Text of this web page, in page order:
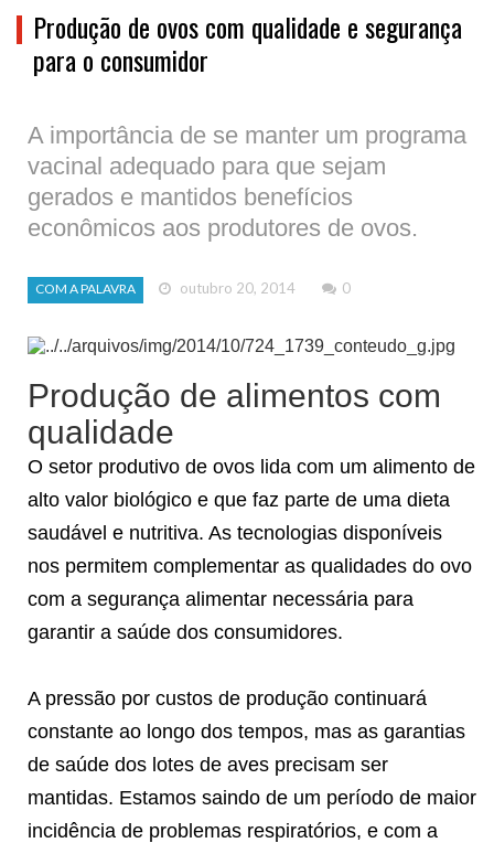
Produção de ovos com qualidade e segurança
para o consumidor
A importância de se manter um programa
vacinal adequado para que sejam
gerados e mantidos benefícios
econômicos aos produtores de ovos.
COM A PALAVRA outubro 20, 2014 0
Produção de alimentos com
qualidade
O setor produtivo de ovos lida com um alimento de
alto valor biológico e que faz parte de uma dieta
saudável e nutritiva. As tecnologias disponíveis
nos permitem complementar as qualidades do ovo
com a segurança alimentar necessária para
garantir a saúde dos consumidores.
A pressão por custos de produção continuará
constante ao longo dos tempos, mas as garantias
de saúde dos lotes de aves precisam ser
mantidas. Estamos saindo de um período de maior
incidência de problemas respiratórios, e com a